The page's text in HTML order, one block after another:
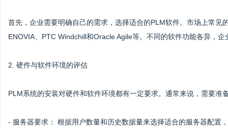
首先，企业需要明确自己的需求，选择适合的PLM软件。市场上常
ENOVIA、PTC Windchill和Oracle Agile等。不同的软件功能各异，
2. 硬件与软件环境的评估
PLM系统的安装对硬件和软件环境都有一定要求。通常来说，需要准
- 服务器要求： 根据用户数量和历史数据量来选择适合的服务器配置